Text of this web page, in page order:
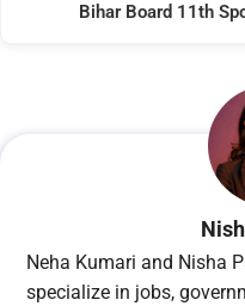
Bihar Board 11th
Neha Kumari and Nisha
specialize in jobs,